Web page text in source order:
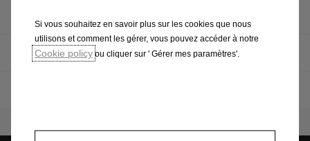
Conseil d'administration
Si vous souhaitez en savoir plus sur les cookies que nous
utilisons et comment les gérer, vous pouvez accéder à notre
Cookie policy ou cliquer sur ' Gérer mes paramètres'.